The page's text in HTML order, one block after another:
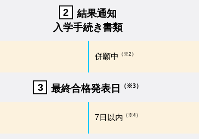
2
結果通知
入学手続き書類
併願中 （※2）
3 最終合格発表日 （※3）
7日以内 （※4）